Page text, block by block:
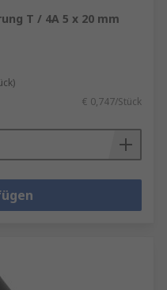
T / 4A 5 x 20 mm
€ 0,747/Stück